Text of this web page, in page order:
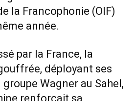
la Francophonie (OIF)
année.
par la France, la
déployant ses
Wagner au Sahel,
renforçait sa